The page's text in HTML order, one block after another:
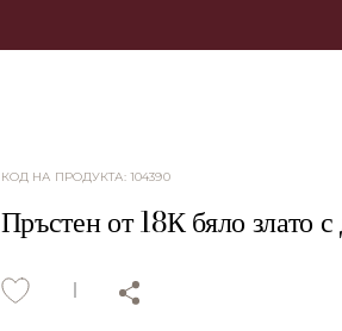
КОД НА ПРОДУКТА: 104390
Пръстен от 18К бяло злато